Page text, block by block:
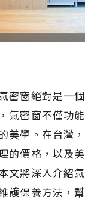
密窗絕對是一個
氣密窗不僅功能
美學。在台灣，
的價格，以及美
文將深入介紹氣
護保養方法，幫